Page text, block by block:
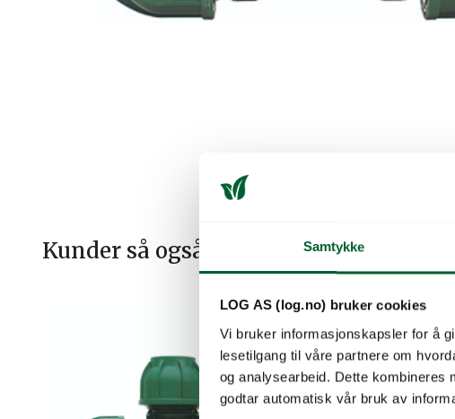
Samtykke
LOG AS (log.no) bruker cookies
Vi bruker informasjonskapsler for å
lesetilgang til våre partnere om
og analysearbeid. Dette kombineres
godtar automatisk vår bruk av
Kunder så også på